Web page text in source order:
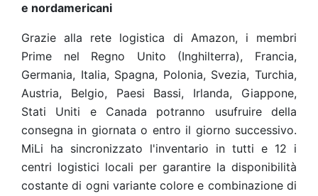
e nordamericani
Grazie alla rete logistica di Amazon, i membri
Prime nel Regno Unito (Inghilterra), Francia,
Germania, Italia, Spagna, Polonia, Svezia, Turchia,
Austria, Belgio, Paesi Bassi, Irlanda, Giappone,
Stati Uniti e Canada potranno usufruire della
consegna in giornata o entro il giorno successivo.
MiLi ha sincronizzato l'inventario in tutti e 12 i
centri logistici locali per garantire la disponibilità
costante di ogni variante colore e combinazione di